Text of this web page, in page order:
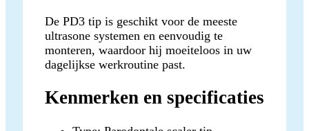
De PD3 tip is geschikt voor de meeste
ultrasone systemen en eenvoudig te
monteren, waardoor hij moeiteloos in uw
dagelijkse werkroutine past.
Kenmerken en specificaties